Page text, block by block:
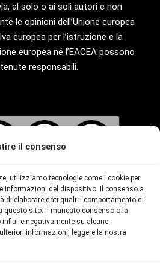
il consenso
utilizziamo tecnologie come i cookie per
informazioni del dispositivo. Il consenso a
di elaborare dati quali il comportamento di
questo sito. Il mancato consenso o la
negativamente su alcune
informazioni, leggere la nostra
al solo o ai soli autori e non
le opinioni dell’Unione europea
europea per l’istruzione e la
europea né l’EACEA possono
responsabili.
di questo progetto
il modello e le risorse del
con licenza